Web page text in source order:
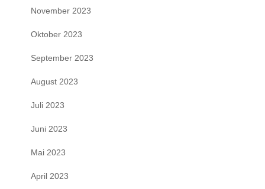
November 2023
Oktober 2023
September 2023
August 2023
Juli 2023
Juni 2023
Mai 2023
April 2023